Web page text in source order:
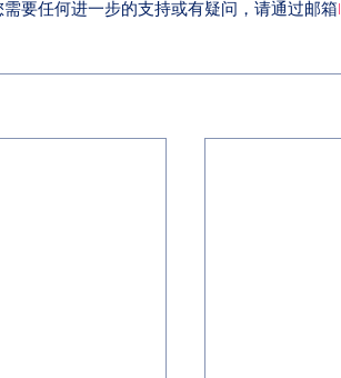
需要任何进一步的支持或有疑问，请通过邮箱